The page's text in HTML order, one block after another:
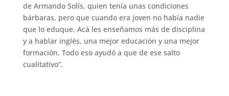
de Armando Solís, quien tenía unas condiciones
bárbaras, pero que cuando era joven no había nadie
que lo eduque. Acá les enseñamos más de disciplina
y a hablar inglés, una mejor educación y una mejor
formación. Todo eso ayudó a que de ese salto
cualitativo”.